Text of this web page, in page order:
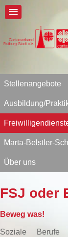
Stellenangebote
Ausbildung/
Marta-Belstler-
Über uns
FSJ oder
Beweg was!
Soziale Berufe